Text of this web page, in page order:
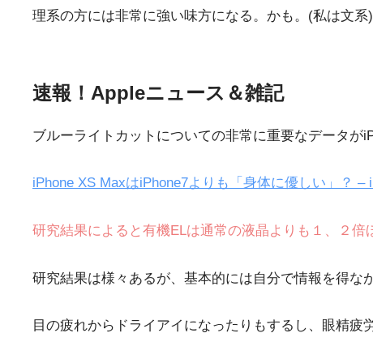
理系の方には非常に強い味方になる。かも。(私は文系)
速報！Appleニュース＆雑記
ブルーライトカットについての非常に重要なデータが
iPhone XS MaxはiPhone7よりも「身体に優しい」？ –
研究結果によると有機ELは通常の液晶よりも１、２倍
研究結果は様々あるが、基本的には自分で情報を得な
目の疲れからドライアイになったりもするし、眼精疲